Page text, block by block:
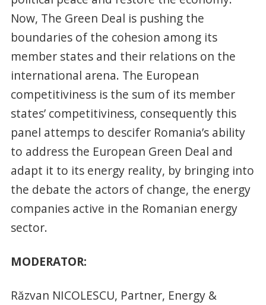
Now, The Green Deal is pushing the
boundaries of the cohesion among its
member states and their relations on the
international arena. The European
competitiviness is the sum of its member
states’ competitiviness, consequently this
panel attemps to descifer Romania’s ability
to address the European Green Deal and
adapt it to its energy reality, by bringing into
the debate the actors of change, the energy
companies active in the Romanian energy
sector.
MODERATOR:
Răzvan NICOLESCU, Partner, Energy &